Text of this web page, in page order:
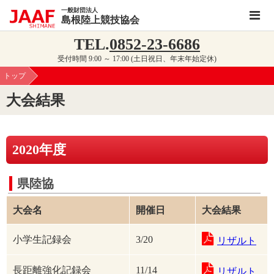
一般財団法人
島根陸上競技協会
TEL.0852-23-6686
受付時間 9:00 ～ 17:00 (土日祝日、年末年始定休)
トップ
大会結果
2020年度
県陸協
大会名 開催日 大会結果
小学生記録会 3/20 リザルト
長距離強化記録会 11/14 リザルト